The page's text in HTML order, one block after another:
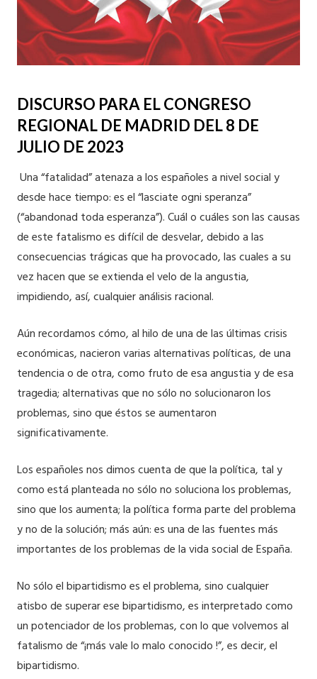
DISCURSO PARA EL CONGRESO
REGIONAL DE MADRID DEL 8 DE
JULIO DE 2023
Una “fatalidad” atenaza a los españoles a nivel social y
desde hace tiempo: es el “lasciate ogni speranza”
(“abandonad toda esperanza”). Cuál o cuáles son las causas
de este fatalismo es difícil de desvelar, debido a las
consecuencias trágicas que ha provocado, las cuales a su
vez hacen que se extienda el velo de la angustia,
impidiendo, así, cualquier análisis racional.
Aún recordamos cómo, al hilo de una de las últimas crisis
económicas, nacieron varias alternativas políticas, de una
tendencia o de otra, como fruto de esa angustia y de esa
tragedia; alternativas que no sólo no solucionaron los
problemas, sino que éstos se aumentaron
significativamente.
Los españoles nos dimos cuenta de que la política, tal y
como está planteada no sólo no soluciona los problemas,
sino que los aumenta; la política forma parte del problema
y no de la solución; más aún: es una de las fuentes más
importantes de los problemas de la vida social de España.
No sólo el bipartidismo es el problema, sino cualquier
atisbo de superar ese bipartidismo, es interpretado como
un potenciador de los problemas, con lo que volvemos al
fatalismo de “¡más vale lo malo conocido !”, es decir, el
bipartidismo.